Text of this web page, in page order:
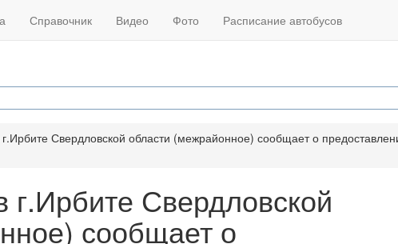
Справочник Видео Фото Расписание автобусов
Свердловской области (межрайонное) сообщает о
Свердловской
сообщает о